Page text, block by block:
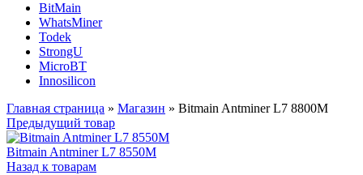
BitMain
WhatsMiner
Todek
StrongU
MicroBT
Innosilicon
Главная страница » Магазин » Bitmain Antminer L7 8800M
Предыдущий товар
Bitmain Antminer L7 8550M
Назад к товарам